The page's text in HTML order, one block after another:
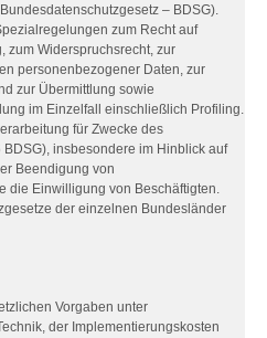
– BDSG).
zum Recht auf
zum Widerspruchsrecht, zur
personenbezogener Daten, zur
zur Übermittlung sowie
im Einzelfall einschließlich Profiling.
für Zwecke des
insbesondere im Hinblick auf
Beendigung von
die Einwilligung von Beschäftigten.
der einzelnen Bundesländer
Vorgaben unter
der Implementierungskosten